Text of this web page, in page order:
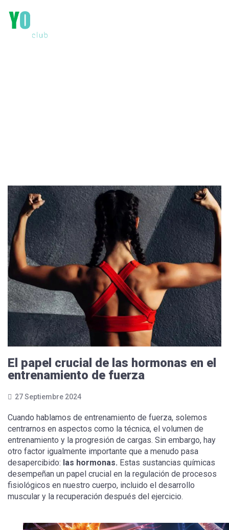
El papel crucial de las hormonas en el
entrenamiento de fuerza
27 Septiembre 2024
Cuando hablamos de entrenamiento de fuerza, solemos
centrarnos en aspectos como la técnica, el volumen de
entrenamiento y la progresión de cargas. Sin embargo, hay
otro factor igualmente importante que a menudo pasa
desapercibido: las hormonas. Estas sustancias químicas
desempeñan un papel crucial en la regulación de procesos
fisiológicos en nuestro cuerpo, incluido el desarrollo
muscular y la recuperación después del ejercicio.